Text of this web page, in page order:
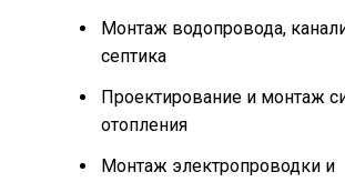
Монтаж водопровода,
септика
Проектирование и монтаж
отопления
Монтаж электропроводки и